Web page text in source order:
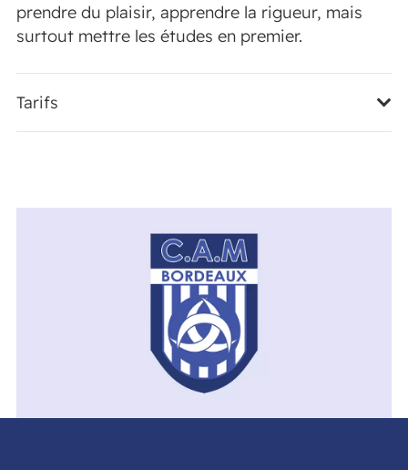
prendre du plaisir, apprendre la rigueur, mais
surtout mettre les études en premier.
Tarifs